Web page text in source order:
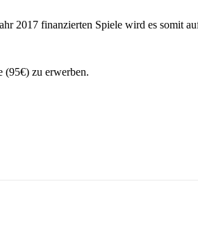
2017 finanzierten Spiele wird es somit
(95€) zu erwerben.